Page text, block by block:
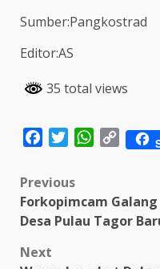
Sumber:Pangkostrad
Editor:AS
35 total views
FacebookTwitterWhatsApp
Copy
Post
navigation
Previous
Forkopimcam Galang
Desa Pulau Tagor
Next